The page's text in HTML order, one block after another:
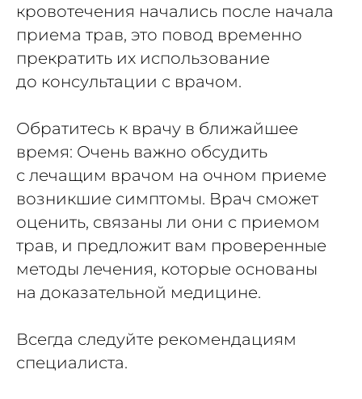
кровотечения начались после начала
приема трав, это повод временно
прекратить их использование
до консультации с врачом.
Обратитесь к врачу в ближайшее
время: Очень важно обсудить
с лечащим врачом на очном приеме
возникшие симптомы. Врач сможет
оценить, связаны ли они с приемом
трав, и предложит вам проверенные
методы лечения, которые основаны
на доказательной медицине.
Всегда следуйте рекомендациям
специалиста.